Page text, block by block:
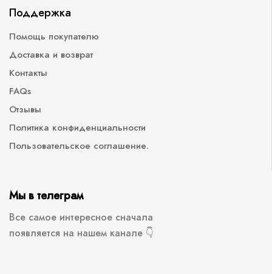
Поддержка
Помощь покупателю
Доставка и возврат
Контакты
FAQs
Отзывы
Политика конфиденциальности
Пользовательское соглашение.
Мы в телеграм
Все самое интересное сначала
появляется на нашем канале 👇